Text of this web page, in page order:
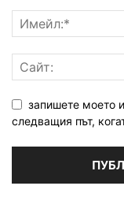
запишете моето
следващия път,